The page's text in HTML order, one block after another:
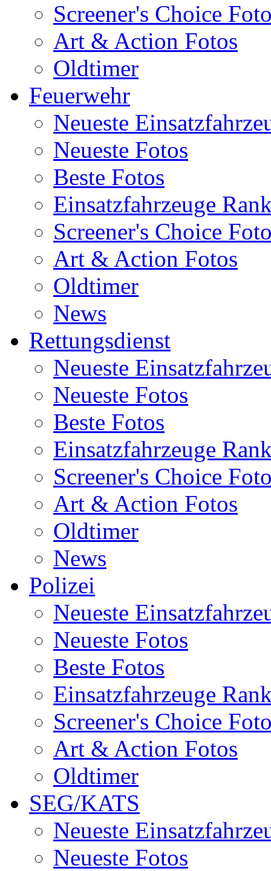
Screener's Choice
Art & Action Fotos
Oldtimer
Feuerwehr
Neueste
Neueste Fotos
Beste Fotos
Einsatzfahrzeuge
Screener's Choice
Art & Action Fotos
Oldtimer
News
Rettungsdienst
Neueste
Neueste Fotos
Beste Fotos
Einsatzfahrzeuge
Screener's Choice
Art & Action Fotos
Oldtimer
News
Polizei
Neueste
Neueste Fotos
Beste Fotos
Einsatzfahrzeuge
Screener's Choice
Art & Action Fotos
Oldtimer
SEG/KATS
Neueste
Neueste Fotos